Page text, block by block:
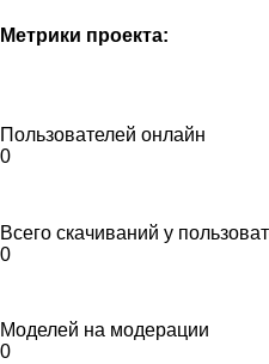
Метрики проекта:
Пользователей онлайн
0
Всего скачиваний у
0
Моделей на модерации
0